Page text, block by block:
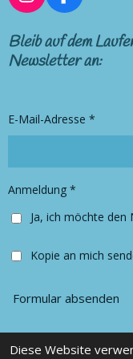
Diese Website
n
s
t
a
a
a
c
e
b
k
Bleib auf dem
Newsletter an:
E-Mail-Adresse *
Anmeldung *
Ja, ich möchte
Kopie an mich
Formular absenden